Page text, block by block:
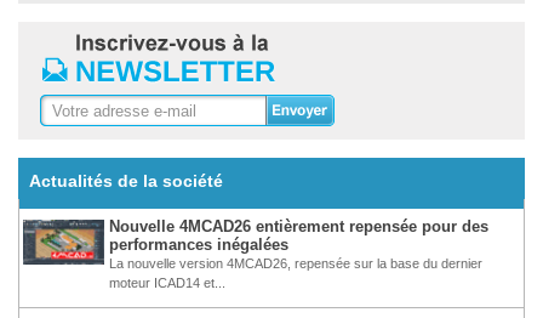
Actualités de la société
Nouvelle 4MCAD26 entièrement repensée pour des
performances inégalées
La nouvelle version 4MCAD26, repensée sur la base du dernier
moteur ICAD14 et...